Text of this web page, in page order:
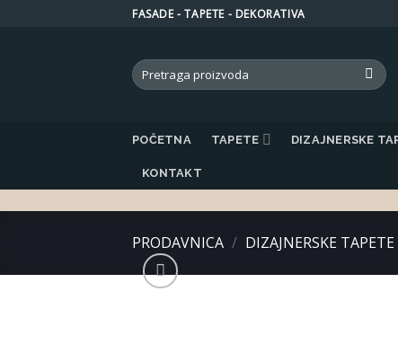
FASADE - TAPETE - DEKORATIVA
Search
for:
POČETNA TAPETE DIZAJNERSKE
KONTAKT
PRODAVNICA / DIZAJNERSKE TAPETE